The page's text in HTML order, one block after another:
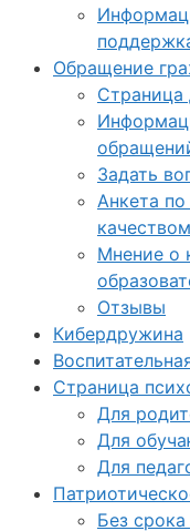
Обращение
Страница
Задать
Анкета по
Мнение о
Отзывы
Кибердружина
Страница
Для
Для
Для
Без